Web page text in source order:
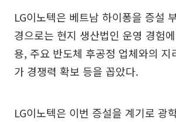
LG이노텍은 베트남 하이퐁을 증설
경으로는 현지 생산법인 운영 경험
용, 주요 반도체 후공정 업체와의 지
가 경쟁력 확보 등을 꼽았다.
LG이노텍은 이번 증설을 계기로 광